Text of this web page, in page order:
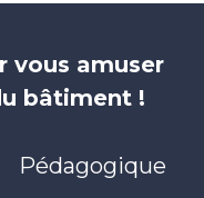
vous amuser
bâtiment !
Pédagogique